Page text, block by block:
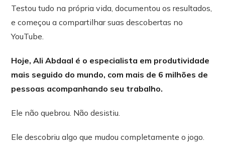
Testou tudo na própria vida, documentou os resultados,
e começou a compartilhar suas descobertas no
YouTube.
Hoje, Ali Abdaal é o especialista em produtividade
mais seguido do mundo, com mais de 6 milhões de
pessoas acompanhando seu trabalho.
Ele não quebrou. Não desistiu.
Ele descobriu algo que mudou completamente o jogo.